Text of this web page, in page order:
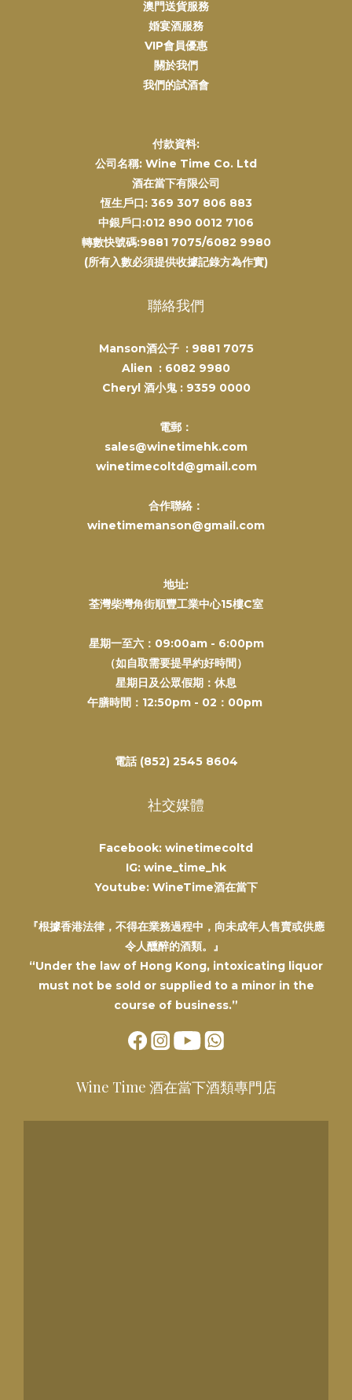
澳門送貨服務
婚宴酒服務
VIP會員優惠
關於我們
我們的試酒會
付款資料:
公司名稱: Wine Time Co. Ltd
酒在當下有限公司
恆生戶口: 369 307 806 883
中銀戶口:012 890 0012 7106
轉數快號碼:9881 7075/6082 9980
(所有入數必須提供收據記錄方為作實)
聯絡我們
Manson酒公子 : 9881 7075
Alien : 6082 9980
Cheryl 酒小鬼 : 9359 0000
電郵：
sales@winetimehk.com
winetimecoltd@gmail.com
合作聯絡：
winetimemanson@gmail.com
地址:
荃灣柴灣角街順豐工業中心15樓C室
星期一至六：09:00am - 6:00pm
（如自取需要提早約好時間）
星期日及公眾假期：休息
午膳時間：12:50pm - 02：00pm
電話 (852) 2545 8604
社交媒體
Facebook: winetimecoltd
IG: wine_time_hk
Youtube: WineTime酒在當下
『根據香港法律，不得在業務過程中，向未成年人售賣或供應
令人醺醉的酒類。』
“Under the law of Hong Kong, intoxicating liquor
must not be sold or supplied to a minor in the
course of business.”
Wine Time 酒在當下酒類專門店